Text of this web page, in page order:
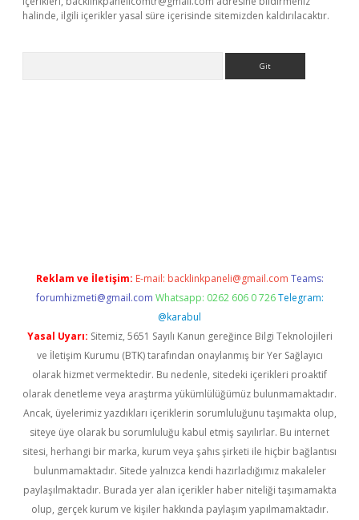
halinde, ilgili içerikler yasal süre içerisinde sitemizden kaldırılacaktır.
Reklam ve İletişim: E-mail: backlinkpaneli@gmail.com Teams:
forumhizmeti@gmail.com Whatsapp: 0262 606 0 726 Telegram:
@karabul
Yasal Uyarı: Sitemiz, 5651 Sayılı Kanun gereğince Bilgi Teknolojileri
ve İletişim Kurumu (BTK) tarafından onaylanmış bir Yer Sağlayıcı
olarak hizmet vermektedir. Bu nedenle, sitedeki içerikleri proaktif
olarak denetleme veya araştırma yükümlülüğümüz bulunmamaktadır.
Ancak, üyelerimiz yazdıkları içeriklerin sorumluluğunu taşımakta olup,
siteye üye olarak bu sorumluluğu kabul etmiş sayılırlar. Bu internet
sitesi, herhangi bir marka, kurum veya şahıs şirketi ile hiçbir bağlantısı
bulunmamaktadır. Sitede yalnızca kendi hazırladığımız makaleler
paylaşılmaktadır. Burada yer alan içerikler haber niteliği taşımamakta
olup, gerçek kurum ve kişiler hakkında paylaşım yapılmamaktadır.